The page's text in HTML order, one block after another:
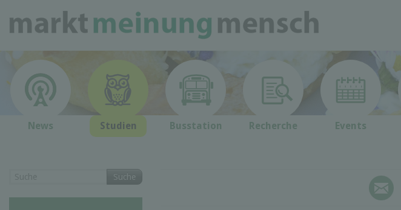
News Studien Busstation Recherche Events
Suche